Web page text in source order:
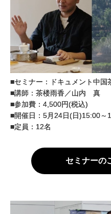
■セミナー：ドキュメント中
■講師：茶楼雨香／山内 真
■参加費：4,500円(税込)
■開催日：5月24日(日)15:00～
■定員：12名
セミナーの